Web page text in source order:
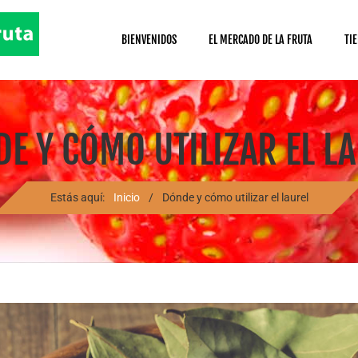
BIENVENIDOS EL MERCADO DE LA FRUTA
Y CÓMO UTILIZAR EL
Estás aquí: Inicio / Dónde y cómo utilizar el laurel